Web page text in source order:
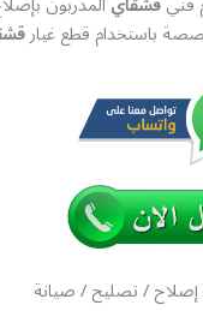
باستخدام قطع غيار
/ تصليح / صيانة